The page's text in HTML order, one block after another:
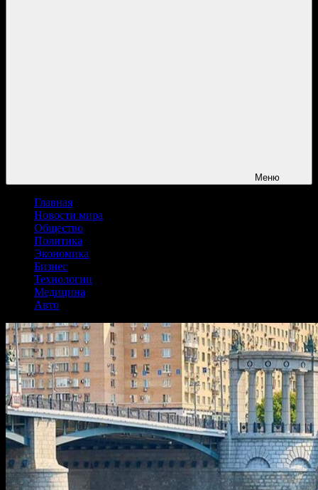
Меню
Главная
Новости мира
Общество
Политика
Экономика
Бизнес
Технологии
Медицина
Авто